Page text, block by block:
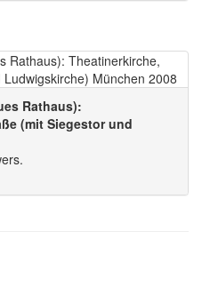
Rathaus):
(mit Siegestor und